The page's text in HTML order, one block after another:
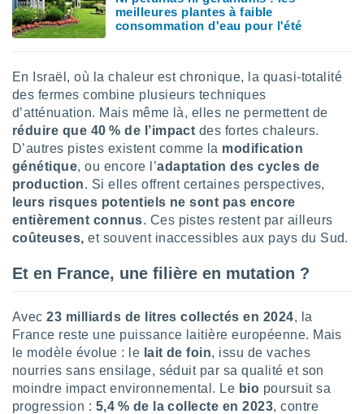
sur
Pour ce
à
en
«
web.
nos
le
des
meilleures plantes à faible
consommation d'eau pour l'été
En Israël, où la chaleur est chronique, la quasi-totalité
des fermes combine plusieurs techniques
d’atténuation. Mais même là, elles ne permettent de
réduire que 40 % de l’impact des fortes chaleurs.
D’autres pistes existent comme la modification
génétique, ou encore l’adaptation des cycles de
production. Si elles offrent certaines perspectives,
leurs risques potentiels ne sont pas encore
entièrement connus. Ces pistes restent par ailleurs
coûteuses, et souvent inaccessibles aux pays du Sud.
Et en France, une filière en mutation ?
Avec23 milliards de litres collectés en 2024, la
France reste une puissance laitière européenne. Mais
le modèle évolue : le lait de foin, issu de vaches
nourries sans ensilage, séduit par sa qualité et son
moindre impact environnemental. Le bio poursuit sa
progression : 5,4 % de la collecte en 2023, contre